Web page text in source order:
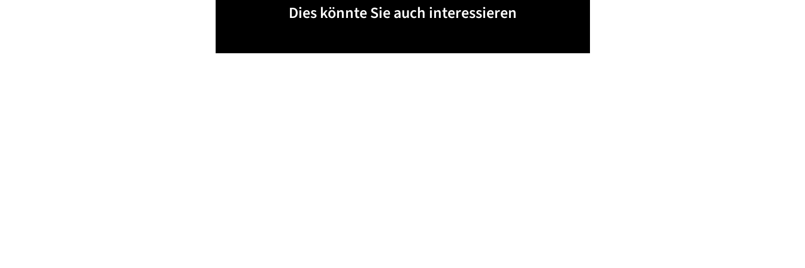
Dies könnte Sie auch interessieren